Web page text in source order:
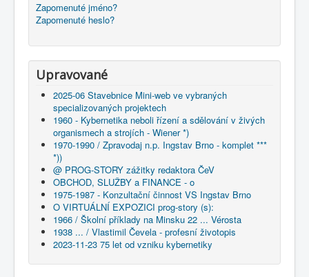
Zapomenuté jméno?
Zapomenuté heslo?
Upravované
2025-06 Stavebnice Mini-web ve vybraných
specializovaných projektech
1960 - Kybernetika neboli řízení a sdělování v živých
organismech a strojích - Wiener *)
1970-1990 / Zpravodaj n.p. Ingstav Brno - komplet ***
*))
@ PROG-STORY zážitky redaktora ČeV
OBCHOD, SLUŽBY a FINANCE - o
1975-1987 - Konzultační činnost VS Ingstav Brno
O VIRTUÁLNÍ EXPOZICI prog-story (s):
1966 / Školní příklady na Minsku 22 ... Vérosta
1938 ... / Vlastimil Čevela - profesní životopis
2023-11-23 75 let od vzniku kybernetiky